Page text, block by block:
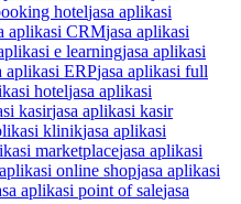
hoteljasa aplikasi
aplikasi CRMjasa aplikasi
e learningjasa aplikasi
aplikasi ERPjasa aplikasi full
hoteljasa aplikasi
kasirjasa aplikasi kasir
klinikjasa aplikasi
marketplacejasa aplikasi
online shopjasa aplikasi
aplikasi point of salejasa